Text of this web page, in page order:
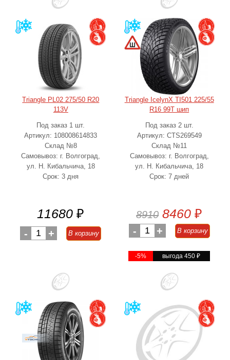
Triangle PL02 275/50 R20
113V
Под заказ 1 шт.
Артикул: 108008614833
Склад №8
Самовывоз: г. Волгоград,
ул. Н. Кибальчича, 18
Срок: 3 дня
11680 ₽
- 1 + В корзину
Triangle IcelynX TI501 225/55
R16 99T шип
Под заказ 2 шт.
Артикул: CTS269549
Склад №11
Самовывоз: г. Волгоград,
ул. Н. Кибальчича, 18
Срок: 7 дней
8910 8460 ₽
- 1 + В корзину
-5% выгода 450₽